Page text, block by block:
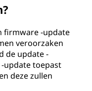
firmware -update
veroorzaken
de update -
update toepast
deze zullen